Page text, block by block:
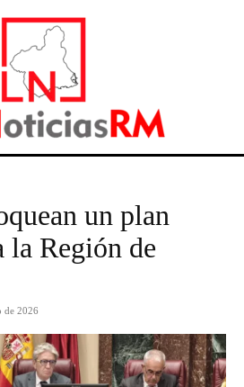
un plan
la Región de
de 2026